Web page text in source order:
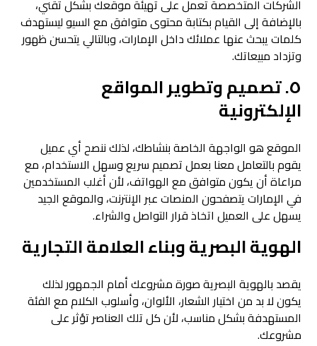
الشركات المتخصصة تعمل على تهيئة موقعك بشكل تقني،
بالإضافة إلى القيام بكتابة محتوى متوافق مع السيو ليستهدف
كلمات يبحث عنها عملائك داخل الإمارات، وبالتالي يتحسن ظهور
وتزداد مبيعاتك.
٥. تصميم وتطوير المواقع
الإلكترونية
الموقع هو الواجهة الخاصة بنشاطك، لذلك ننصح أي عميل
يقوم بالتعامل معنا بعمل تصميم سريع وسهل الاستخدام، مع
مراعاة أن يكون متوافق مع الهواتف، لأن أغلب المستخدمين
في الإمارات يتصفحون المنصات عبر الإنترنت، والموقع الجيد
يسهل على العميل اتخاذ قرار التواصل والشراء.
الهوية البصرية وبناء العلامة التجارية
يقصد بالهوية البصرية صورة مشروعك أمام الجمهور لذلك
يكون لا بد من اختيار الشعار، الألوان، وأسلوب الكلام مع الفئة
المستهدفة بشكل مناسب، لأن كل تلك العناصر تؤثر على
مشروعك.